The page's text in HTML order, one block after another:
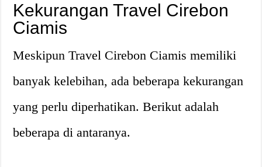
Kekurangan Travel Cirebon
Ciamis
Meskipun Travel Cirebon Ciamis memiliki
banyak kelebihan, ada beberapa kekurangan
yang perlu diperhatikan. Berikut adalah
beberapa di antaranya.